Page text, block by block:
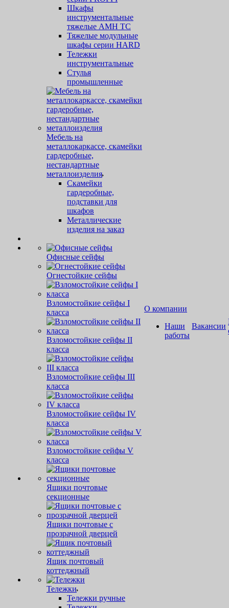
Шкафы
инструментальные
тяжелые AMH TC
Тяжелые модульные
шкафы серии HARD
Тележки
инструментальные
Стулья
промышленные
Мебель на
металлокаркассе, скамейки
гардеробные,
нестандартные
металлоизделия
Скамейки
гардеробные,
подставки для
шкафов
Металлические
изделия на заказ
Офисные сейфы
Огнестойкие сейфы
Взломостойкие сейфы I
класса
Взломостойкие сейфы II
класса
Взломостойкие сейфы III
класса
Взломостойкие сейфы IV
класса
Взломостойкие сейфы V
класса
Ящики почтовые
секционные
Ящики почтовые с
прозрачной дверцей
Ящик почтовый
коттеджный
Тележки
Тележки ручные
О компании
Наши
работы
Вакансии